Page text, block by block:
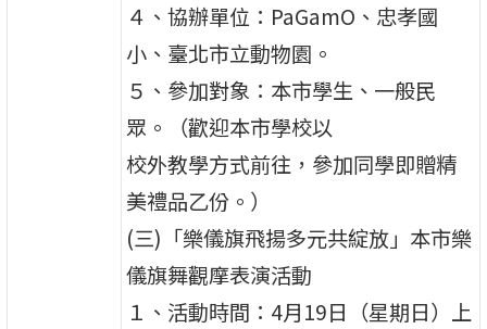
４、協辦單位：PaGamO、忠孝國
小、臺北市立動物園。
５、參加對象：本市學生、一般民
眾。（歡迎本市學校以
校外教學方式前往，參加同學即贈精
美禮品乙份。）
(三)「樂儀旗飛揚多元共綻放」本市樂
儀旗舞觀摩表演活動
１、活動時間：4月19日（星期日）上